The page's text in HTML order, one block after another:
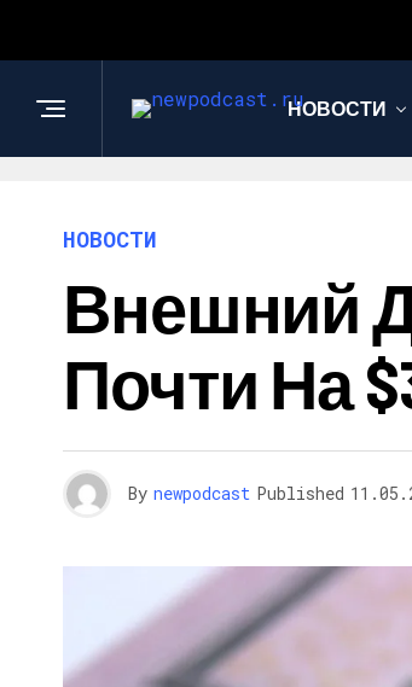
НОВОСТИ
НОВОСТИ
Внешний
Почти На
By newpodcast Published